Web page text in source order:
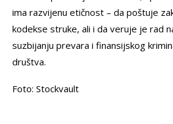
ima razvijenu etičnost – da poštuje
kodekse struke, ali i da veruje je rad
suzbijanju prevara i finansijskog
društva.
Foto: Stockvault